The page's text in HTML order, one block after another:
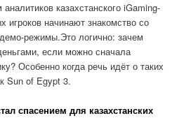
казахстанского iGaming-
игроков начинают знакомство со
режимы.Это логично: зачем
если можно сначала
Особенно когда речь идёт о таких
Sun of Egypt 3.
спасением для казахстанских